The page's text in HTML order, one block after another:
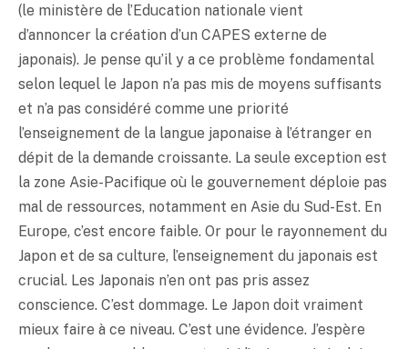
(le ministère de l’Education nationale vient
d’annoncer la création d’un CAPES externe de
japonais). Je pense qu’il y a ce problème fondamental
selon lequel le Japon n’a pas mis de moyens suffisants
et n’a pas considéré comme une priorité
l’enseignement de la langue japonaise à l’étranger en
dépit de la demande croissante. La seule exception est
la zone Asie-Pacifique où le gouvernement déploie pas
mal de ressources, notamment en Asie du Sud-Est. En
Europe, c’est encore faible. Or pour le rayonnement du
Japon et de sa culture, l’enseignement du japonais est
crucial. Les Japonais n’en ont pas pris assez
conscience. C’est dommage. Le Japon doit vraiment
mieux faire à ce niveau. C’est une évidence. J’espère